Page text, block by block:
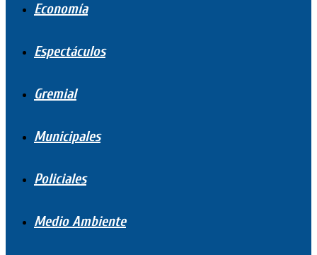
Economía
Espectáculos
Gremial
Municipales
Policiales
Medio Ambiente